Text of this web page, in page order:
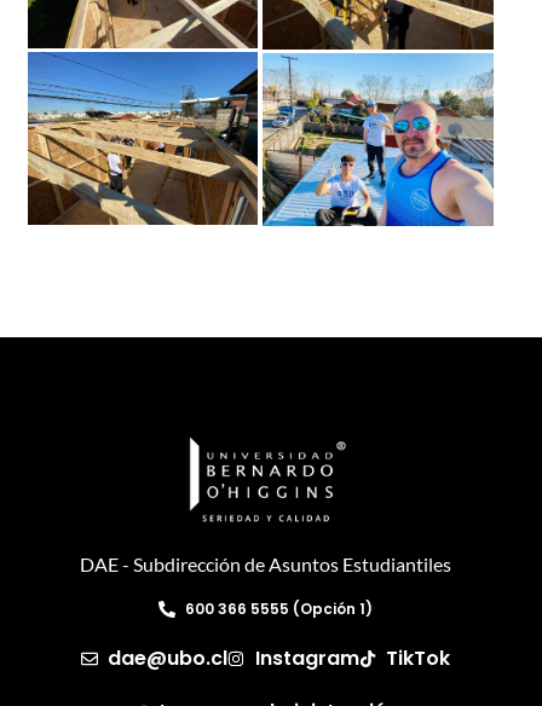
DAE - Subdirección de Asuntos Estudiantiles
600 366 5555 (Opción 1)
dae@ubo.cl Instagram
TikTok